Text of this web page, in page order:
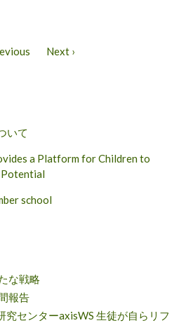
Next ›
いて
a Platform for Children to
Potential
school
な戦略
報告
センターaxisWS 生徒が自らリフ